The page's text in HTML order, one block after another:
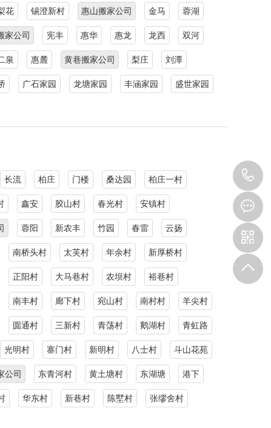
花 锡澄新村 惠山搬家公司 金马 蓉湖
家公司 宪丰 惠华 惠龙 龙西 双河
泉 惠麓 黄巷搬家公司 梨庄 刘潭
广石家园 龙塘家园 丰涵家园 盛世家园
长流 柏庄 门楼 桑达园 柏庄一村
鑫安 胶山村 春光村 安镇村
蓉阳 新农丰 竹园 春雷 云扬
南桥头村 太芙村 年余村 新厚桥村
正阳村 大马巷村 农坝村 裕巷村
南丰村 廊下村 宛山村 南村村 羊尖村
圆通村 三新村 青荡村 鹅湖村 青虹路
光明村 寨门村 新明村 八士村 斗山花苑
公司 东青河村 黄土塘村 东湖塘 港下
华东村 新巷村 陈墅村 张缪舍村